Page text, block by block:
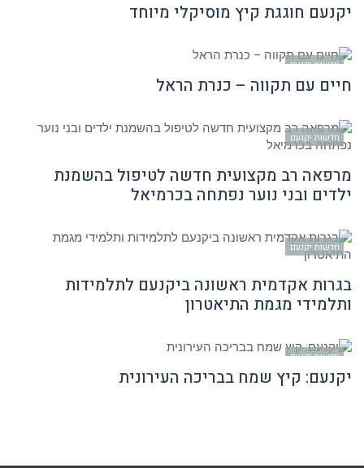
יקנעם חוגגת קיץ מוסיקלי מיוחד
חדשות יקנעם
חיים עם תקווה – כנרת הראל
חדשות יקנעם
מרפאה רב מקצועית חדשה לטיפול בהשמנת
ילדים ובני נוער נפתחה בכרמיאל
חדשות יקנעם
בגרות אקדמית ראשונה ביקנעם לתלמידות
ותלמידי מגמת התיאטרון
חדשות יקנעם
יקנעם: קיץ שמח בבריכה העירונית